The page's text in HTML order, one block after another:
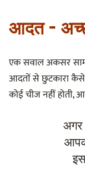
आदत -
एक सवाल अकसर
आदतों से छुटकारा
कोई चीज नहीं होती,